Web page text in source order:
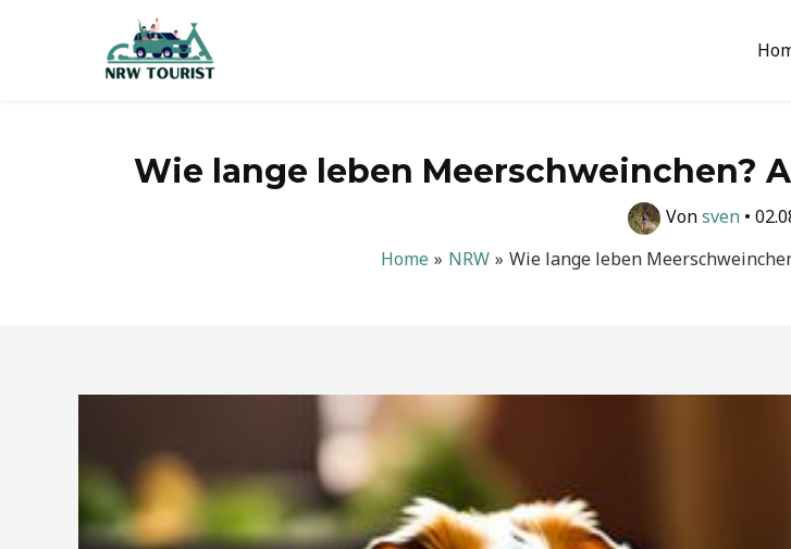
Wie lange leben Meerschweinchen?
Vonsven •
Home
NRW Wie lange leben